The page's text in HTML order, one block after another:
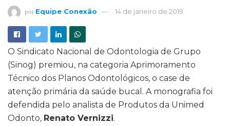
por Equipe Conexão 14 de janeiro de 2019
O Sindicato Nacional de Odontologia de Grupo
(Sinog) premiou, na categoria Aprimoramento
Técnico dos Planos Odontológicos, o case de
atenção primária da saúde bucal. A monografia foi
defendida pelo analista de Produtos da Unimed
Odonto, Renato Vernizzi.